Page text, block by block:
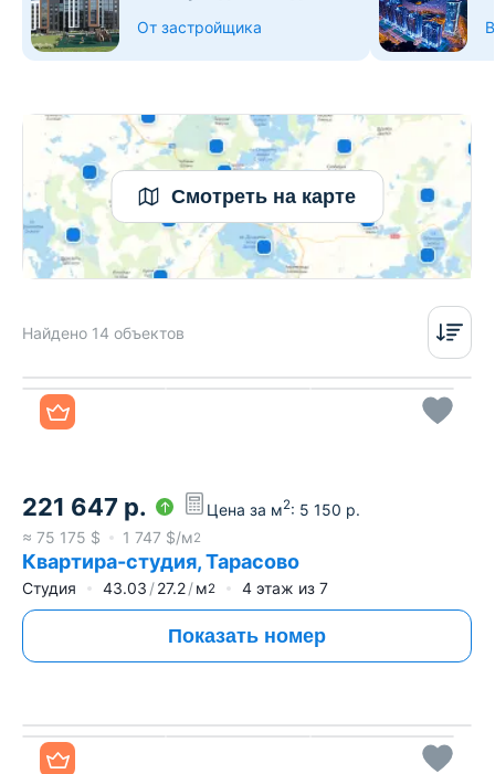
От застройщика
Смотреть на карте
Найдено 14 объектов
Все фото
221 647 р. Цена за м2: 5 150 р.
≈ 75 175 $ 1 747 $/м2
Квартира-студия, Тарасово
Студия 43.03 27.2 м2 4 этаж из 7
Показать номер
Все фото